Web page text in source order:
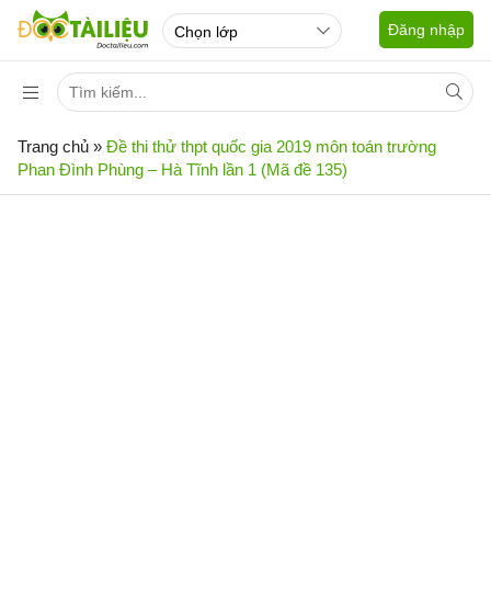
Đăng nhập
Trang chủ » Đề thi thử thpt quốc gia 2019 môn toán trường
Phan Đình Phùng – Hà Tĩnh lần 1 (Mã đề 135)